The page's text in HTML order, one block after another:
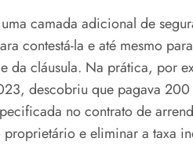
camada adicional de
contestá-la e até mesmo
da cláusula. Na prática, por
descobriu que pagava
no contrato de
e eliminar a taxa